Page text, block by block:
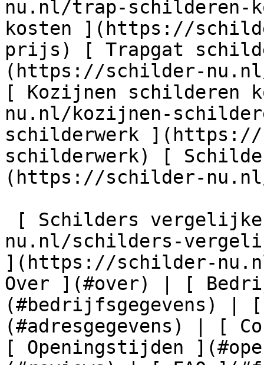
nu.nl/trap-schilderen-
kosten ](https://
prijs) [ Trapgat
(https://schilder-
[ Kozijnen
nu.nl/kozijnen-
schilderwerk
schilderwerk) [
(https://schilder-nu.nl/
nu.nl/schilders-
](https://schilder-
Over ](#over) | [
(#bedrijfsgegevens) | [
(#adresgegevens) | [
[ Openingstijden